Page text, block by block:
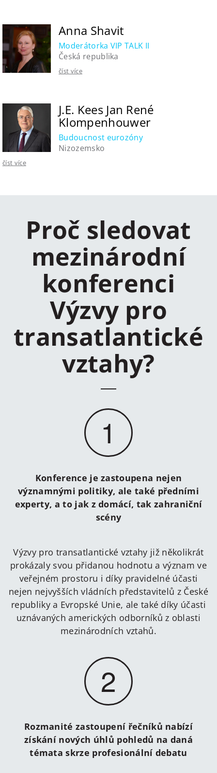
Anna Shavit
Moderátorka VIP TALK II
Česká republika
číst více
J.E. Kees Jan René
Klompenhouwer
Budoucnost eurozóny
Nizozemsko
číst více
Proč sledovat
mezinárodní
konferenci
Výzvy pro
transatlantické
vztahy?
1
Konference je zastoupena nejen
významnými politiky, ale také předními
experty, a to jak z domácí, tak zahraniční
scény
Výzvy pro transatlantické vztahy již několikrát
prokázaly svou přidanou hodnotu a význam ve
veřejném prostoru i díky pravidelné účasti
nejen nejvyšších vládních představitelů z České
republiky a Evropské Unie, ale také díky účasti
uznávaných amerických odborníků z oblasti
mezinárodních vztahů.
2
Rozmanité zastoupení řečníků nabízí
získání nových úhlů pohledů na daná
témata skrze profesionální debatu